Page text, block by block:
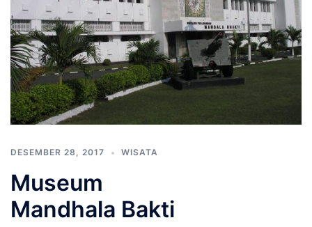
DESEMBER 28, 2017 WISATA
Museum
Mandhala Bakti